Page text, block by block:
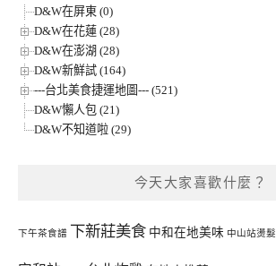
D&W在屏東 (0)
D&W在花蓮 (28)
D&W在澎湖 (28)
D&W新鮮試 (164)
---台北美食捷運地圖--- (521)
D&W懶人包 (21)
D&W不知道啦 (29)
今天大家喜歡什麼？
下午茶食譜 下新莊美食 中和在地美味 中山站燙髮